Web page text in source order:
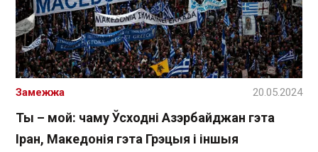
Ты – мой: чаму Ўсходні Азэрбайджан гэта
Іран, Македонія гэта Грэцыя і іншыя
Замежжа 20.05.2024